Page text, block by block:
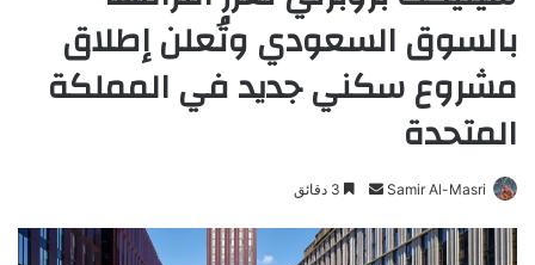
بالسوق السعودي وتُعلن إطلاق
مشروع سكني جديد في المملكة
المتحدة
Samir Al-Masri
س